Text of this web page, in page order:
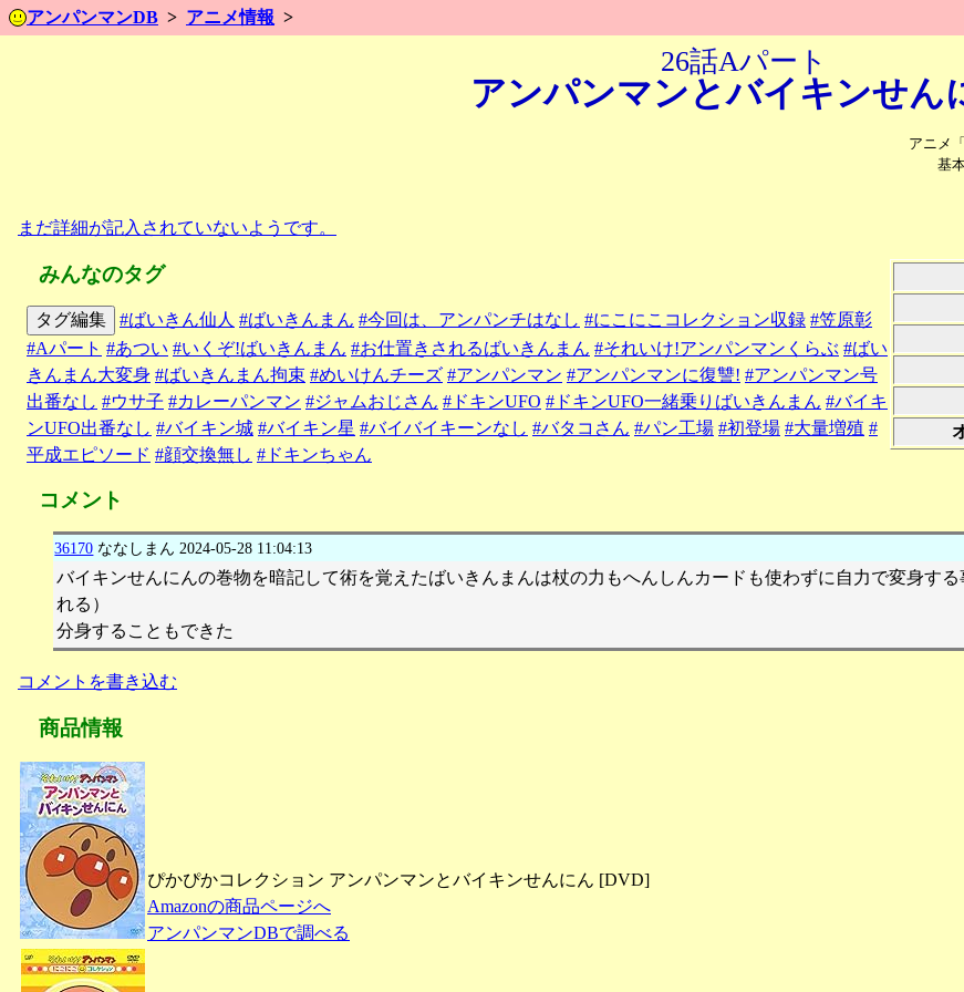
アンパンマンDB アニメ情報
26話Aパート
アンパンマンとバイキンせん
アニメ
基
まだ詳細が記入されていないようです。
みんなのタグ
タグ編集 #ばいきん仙人 #ばいきんまん #今回は、アンパンチはなし #にこにこコレクション収録 #笠原彰
#Aパート #あつい #いくぞ!ばいきんまん #お仕置きされるばいきんまん #それいけ!アンパンマンくらぶ #ばい
きんまん大変身 #ばいきんまん拘束 #めいけんチーズ #アンパンマン #アンパンマンに復讐! #アンパンマン号
出番なし #ウサ子 #カレーパンマン #ジャムおじさん #ドキンUFO #ドキンUFO一緒乗りばいきんまん #バイキ
ンUFO出番なし #バイキン城 #バイキン星 #バイバイキーンなし #バタコさん #パン工場 #初登場 #大量増殖 #
平成エピソード #顔交換無し #ドキンちゃん
コメント
36170 ななしまん 2024-05-28 11:04:13
バイキンせんにんの巻物を暗記して術を覚えたばいきんまんは杖の力もへんしんカードも使わずに自力で変身す
れる）
分身することもできた
コメントを書き込む
商品情報
ぴかぴかコレクション アンパンマンとバイキンせんにん [DVD]
Amazonの商品ページへ
アンパンマンDBで調べる